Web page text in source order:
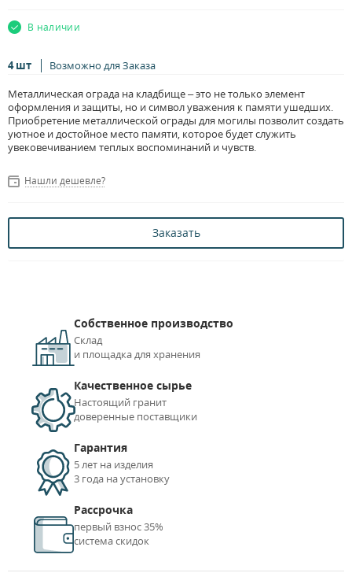
В наличии
4 шт
Возможно для Заказа
Металлическая ограда на кладбище – это не только элемент
оформления и защиты, но и символ уважения к памяти ушедших.
Приобретение металлической ограды для могилы позволит создать
уютное и достойное место памяти, которое будет служить
увековечиванием теплых воспоминаний и чувств.
Нашли дешевле?
Заказать
Собственное производство
Склад
и площадка для хранения
Качественное сырье
Настоящий гранит
доверенные поставщики
Гарантия
5 лет на изделия
3 года на установку
Рассрочка
первый взнос 35%
система скидок